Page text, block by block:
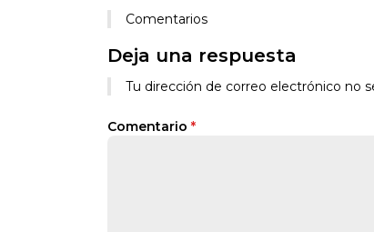
Comentarios
Deja una respuesta
Tu dirección de correo electrónico no
Comentario *